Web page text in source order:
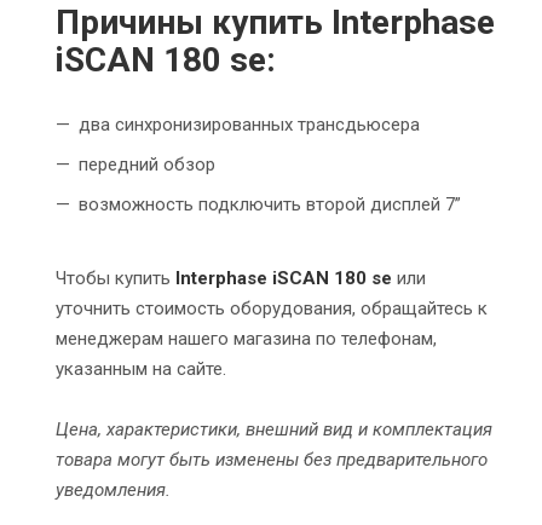
Причины купить Interphase
iSCAN 180 se:
два синхронизированных трансдьюсера
передний обзор
возможность подключить второй дисплей 7”
Чтобы купить Interphase iSCAN 180 se или
уточнить стоимость оборудования, обращайтесь к
менеджерам нашего магазина по телефонам,
указанным на сайте.
Цена, характеристики, внешний вид и комплектация
товара могут быть изменены без предварительного
уведомления.